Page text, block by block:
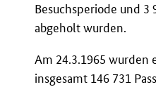
Besuchsperiode und
abgeholt wurden.
Am 24.3.1965 wurden
insgesamt 146 731